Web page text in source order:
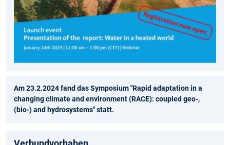
Am 23.2.2024 fand das Symposium "Rapid adaptation in a
changing climate and environment (RACE): coupled geo-,
(bio-) and hydrosystems" statt.